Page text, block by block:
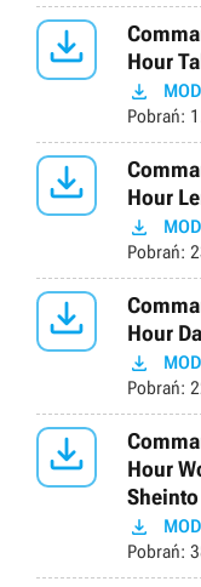

Hour

Pobrań:

Hour

Pobrań:

Hour

Pobrań:

Hour
Sheinto

Pobrań: